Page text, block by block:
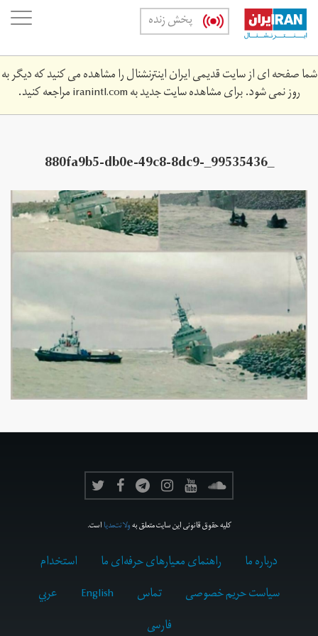
Skip
main
content
پخش زنده
شما صفحه ای از سایت قدیمی ایران اینترنشنال را مشاهده می کنید که دیگر به
روز نمی شود. برای مشاهده سایت جدید بهiranintl.comمراجعه کنید.
_99535436_880fa9b5-db0e-49c8-8dc9-
6c20210604fa.jpg
کلیه حقوق قانونی این سایت متعلق بهولانت‌مدیااست.
درباره ما راهنمای معیارهای حرفه‌ای ما
استخدام
سیاست حریم خصوصی
تماس English
عربي
فارسى